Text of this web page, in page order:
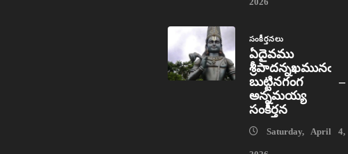
సంకీర్తనలు
ఏదైవము
శ్రీపాదన్నఖమునఁ
బుట్టినగంగ –
అన్నమయ్య
సంకీర్తన
Saturday, April 4,